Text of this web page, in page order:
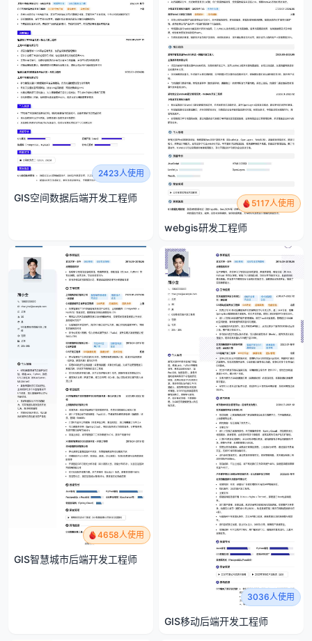
2423人使用
GIS空间数据后端开发工程师 5117人使用
webgis研发工程师
4658人使用
GIS智慧城市后端开发工程师
3036人使用
GIS移动后端开发工程师